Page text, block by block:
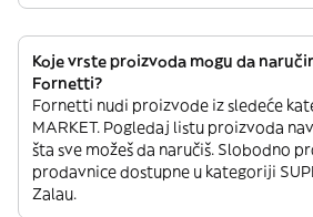
Koje vrste proizvoda mogu da
Fornetti?
Fornetti nudi proizvode iz sledeće
MARKET. Pogledaj listu proizvoda
šta sve možeš da naručiš. Slobodno
prodavnice dostupne u kategoriji
Zalau.